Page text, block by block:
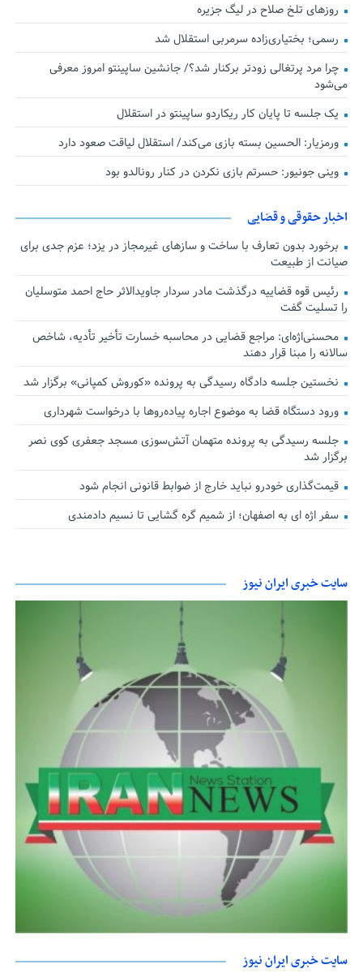
روزهای تلخ صلاح در لیگ جزیره
رسمی؛ بختیاری‌زاده سرمربی استقلال شد
چرا مرد پرتغالی زودتر برکنار شد؟/ جانشین ساپینتو امروز معرفی
می‌شود
یک جلسه تا پایان کار ریکاردو ساپینتو در استقلال
ورمزیار: الحسین بسته بازی می‌کند/ استقلال لیاقت صعود دارد
وینی جونیور: حسرتم بازی نکردن در کنار رونالدو بود
اخبار حقوقی و قضایی
برخورد بدون تعارف با ساخت‌ و سازهای غیرمجاز در یزد؛ عزم جدی برای
صیانت از طبیعت
رئیس قوه قضاییه درگذشت مادر سردار جاویدالاثر حاج احمد متوسلیان
را تسلیت گفت
محسنی‌اژه‌ای: مراجع قضایی در محاسبه خسارت تأخیر تأدیه، شاخص
سالانه را مبنا قرار دهند
نخستین جلسه دادگاه رسیدگی به پرونده «کوروش کمپانی» برگزار شد
ورود دستگاه قضا به موضوع اجاره پیاده‌روها با درخواست شهرداری
جلسه رسیدگی به پرونده متهمان آتش‌سوزی مسجد جعفری کوی نصر
برگزار شد
قیمت‌گذاری خودرو نباید خارج از ضوابط قانونی انجام شود
سفر اژه ای به اصفهان؛ از شمیم گره گشایی تا نسیم دادمندی
سایت خبری ایران نیوز
سایت خبری ایران نیوز